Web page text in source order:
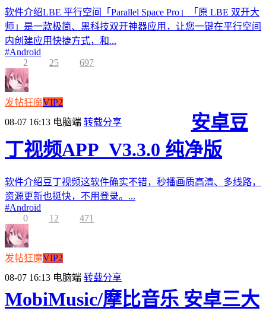
软件介绍LBE 平行空间「Parallel Space Pro」「原 LBE 双开大
师」是一款极简、黑科技双开神器应用，让您一键在平行空间
内创建应用快捷方式，和...
#Android
2
25 697
发帖狂魔VIP2
08-07 16:13 电脑端 转载分享
安卓豆
丁视频APP_V3.3.0 纯净版
软件介绍豆丁视频这软件确实不错，秒播画质高清、多线路，
资源更新也挺快，不用登录。...
#Android
0
12 471
发帖狂魔VIP2
08-07 16:13 电脑端 转载分享
MobiMusic/摩比音乐 安卓三大